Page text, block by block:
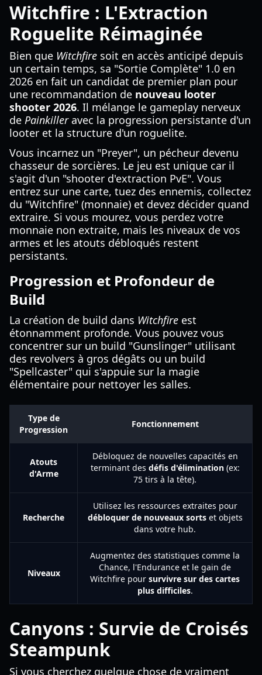
Witchfire : L'Extraction
Roguelite Réimaginée
Bien que Witchfire soit en accès anticipé depuis
un certain temps, sa "Sortie Complète" 1.0 en
2026 en fait un candidat de premier plan pour
une recommandation de nouveau looter
shooter 2026. Il mélange le gameplay nerveux
de Painkilleravec la progression persistante d'un
looter et la structure d'un roguelite.
Vous incarnez un "Preyer", un pécheur devenu
chasseur de sorcières. Le jeu est unique car il
s'agit d'un "shooter d'extraction PvE". Vous
entrez sur une carte, tuez des ennemis, collectez
du "Witchfire" (monnaie) et devez décider quand
extraire. Si vous mourez, vous perdez votre
monnaie non extraite, mais les niveaux de vos
armes et les atouts débloqués restent
persistants.
Progression et Profondeur de
Build
La création de build dans Witchfire est
étonnamment profonde. Vous pouvez vous
concentrer sur un build "Gunslinger" utilisant
des revolvers à gros dégâts ou un build
"Spellcaster" qui s'appuie sur la magie
élémentaire pour nettoyer les salles.
Type de
Progression
Fonctionnement
Atouts
d'Arme
Débloquez de nouvelles capacités en
terminant des défis d'élimination(ex:
75 tirs à la tête).
Recherche
Utilisez les ressources extraites pour
débloquer de nouveaux sortset objets
dans votre hub.
Niveaux
Augmentez des statistiques comme la
Chance, l'Endurance et le gain de
Witchfire pour survivre sur des cartes
plus difficiles.
Canyons : Survie de Croisés
Steampunk
Si vous cherchez quelque chose de vraiment